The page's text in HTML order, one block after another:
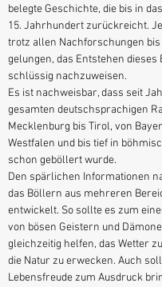
belegte Geschichte, die bis in
15. Jahrhundert zurückreicht.
trotz allen Nachforschungen
gelungen, das Entstehen dieses
schlüssig nachzuweisen.
Es ist nachweisbar, dass seit
gesamten deutschsprachigen
Mecklenburg bis Tirol, von
Westfalen und bis tief in
schon geböllert wurde.
Den spärlichen Informationen
das Böllern aus mehreren
entwickelt. So sollte es zum
von bösen Geistern und
gleichzeitig helfen, das Wetter
die Natur zu erwecken. Auch
Lebensfreude zum Ausdruck